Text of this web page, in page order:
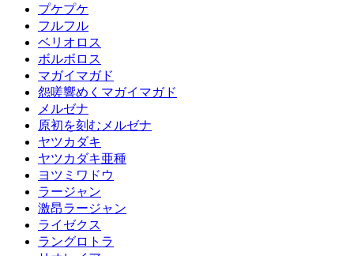
プケプケ
フルフル
ベリオロス
ボルボロス
マガイマガド
怨嗟響めくマガイマガド
メルゼナ
原初を刻むメルゼナ
ヤツカダキ
ヤツカダキ亜種
ヨツミワドウ
ラージャン
激昂ラージャン
ライゼクス
ラングロトラ